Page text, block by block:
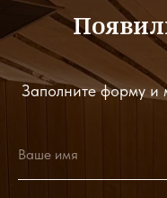
Заполните форму и
Ваше имя